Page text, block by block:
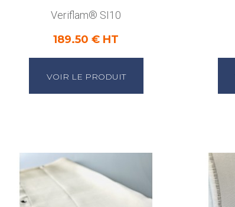
Veriflam® SI10
189.50 € HT
VOIR LE PRODUIT